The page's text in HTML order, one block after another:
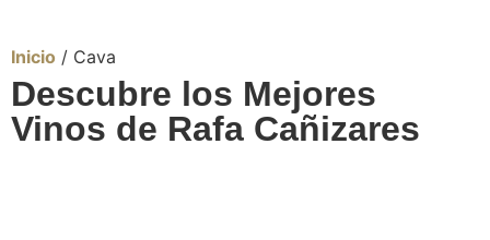
Inicio / Cava
Descubre los Mejores
Vinos de Rafa Cañizares